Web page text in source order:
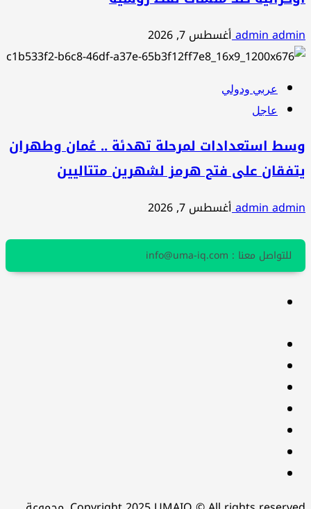
admin adminأغسطس 7, 2026
عربي ودولي
عاجل
وسط استعدادات لمرحلة تهدئة .. عُمان وطهران
يتفقان على فتح هرمز لشهرين متتاليين
admin adminأغسطس 7, 2026
للتواصل معنا : info@uma-iq.com